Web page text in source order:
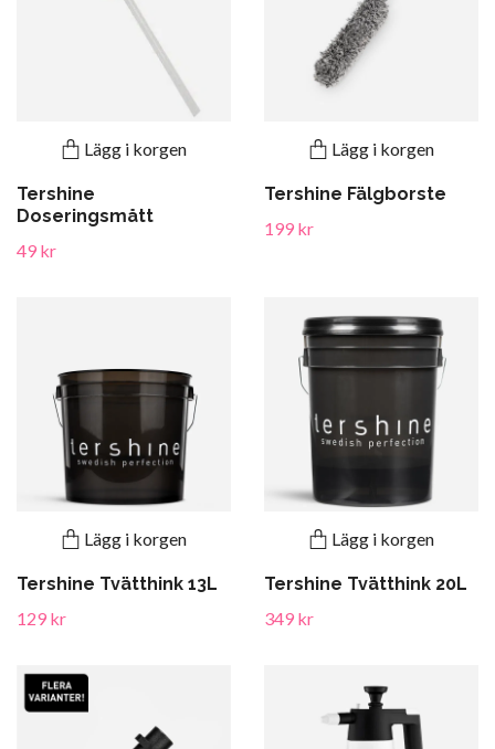
Lägg i korgen
Tershine
Doseringsmått
49 kr
Lägg i korgen
Tershine Fälgborste
199 kr
Lägg i korgen
Tershine Tvätthink 13L
129 kr
Lägg i korgen
Tershine Tvätthink 20L
349 kr